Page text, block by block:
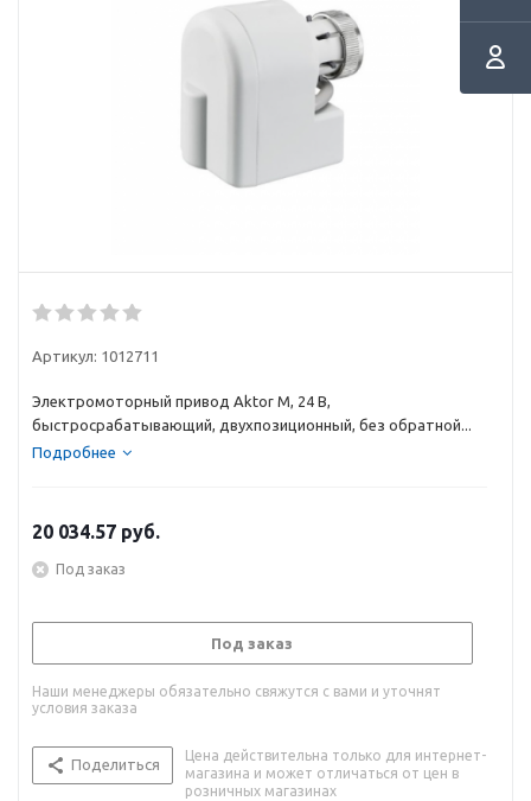
Артикул: 1012711
Электромоторный привод Aktor M, 24 B,
быстросрабатывающий, двухпозиционный, без обратной...
Подробнее
20 034.57 руб.
Под заказ
Под заказ
Наши менеджеры обязательно свяжутся с вами и уточнят
условия заказа
Поделиться
Цена действительна только для интернет-
магазина и может отличаться от цен в
розничных магазинах